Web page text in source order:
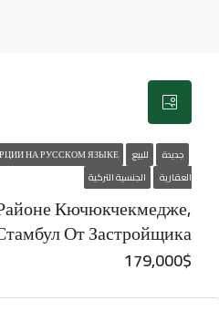
جديدة للبيع НА РУССКОМ ЯЗЫКЕ
العقارية
الجنسية التركية
Кючюкчекмедже,
От Застройщика!
179,000$